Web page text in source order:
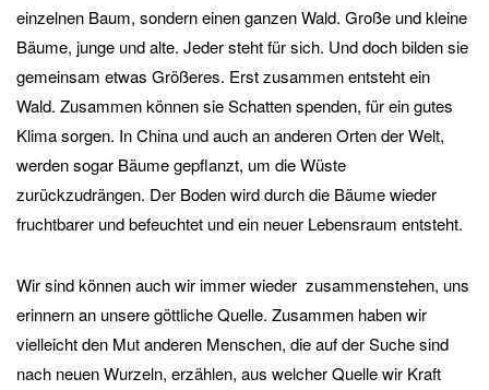
einzelnen Baum, sondern einen ganzen Wald. Große und kleine
Bäume, junge und alte. Jeder steht für sich. Und doch bilden sie
gemeinsam etwas Größeres. Erst zusammen entsteht ein
Wald. Zusammen können sie Schatten spenden, für ein gutes
Klima sorgen. In China und auch an anderen Orten der Welt,
werden sogar Bäume gepflanzt, um die Wüste
zurückzudrängen. Der Boden wird durch die Bäume wieder
fruchtbarer und befeuchtet und ein neuer Lebensraum entsteht.
Wir sind können auch wir immer wieder zusammenstehen, uns
erinnern an unsere göttliche Quelle. Zusammen haben wir
vielleicht den Mut anderen Menschen, die auf der Suche sind
nach neuen Wurzeln, erzählen, aus welcher Quelle wir Kraft